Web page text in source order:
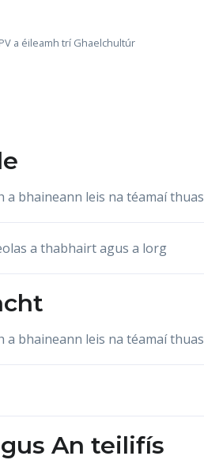
a éileamh trí Ghaelchultúr
a bhaineann leis na téamaí thuas
a thabhairt agus a lorg
a bhaineann leis na téamaí thuas
An teilifís